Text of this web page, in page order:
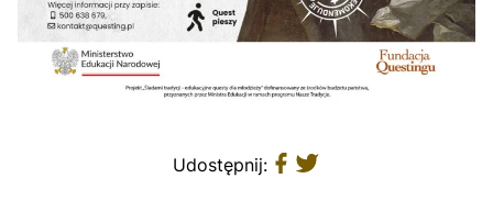
Udostępnij: